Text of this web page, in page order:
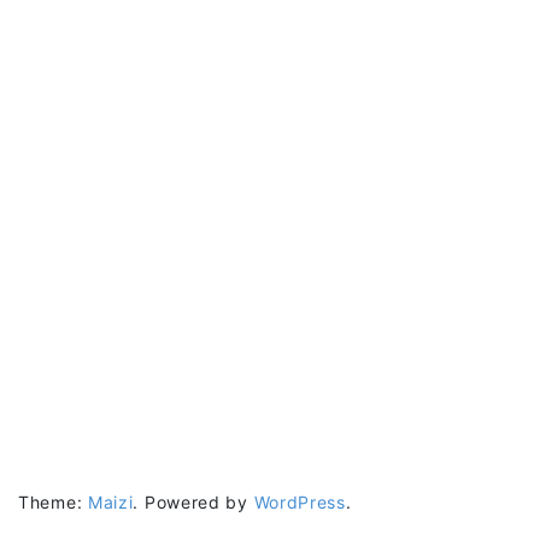
Theme: Maizi. Powered by WordPress.